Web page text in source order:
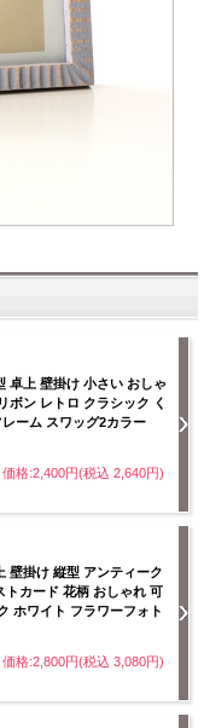
卓上 壁掛け 小さい おしゃ
ボン レトロ クラシック く
ーム スワッグ2カラー
価格:2,400円(税込 2,640円)
壁掛け 縦型 アンティーク
トカード 花柄 おしゃれ 可
ホワイト フラワーフォト
価格:2,800円(税込 3,080円)